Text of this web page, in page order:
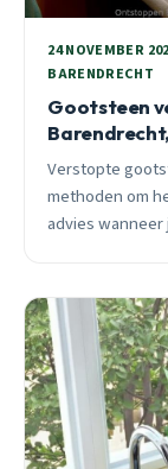
24 NOVEMBER
BARENDRECHT
Gootsteen
Verstopte
methoden om
advies